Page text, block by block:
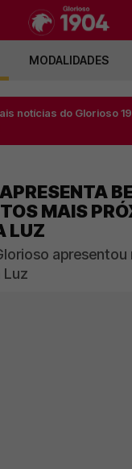
MODALIDADES
notícias do Glorioso
MAIS
LUZ
Luz